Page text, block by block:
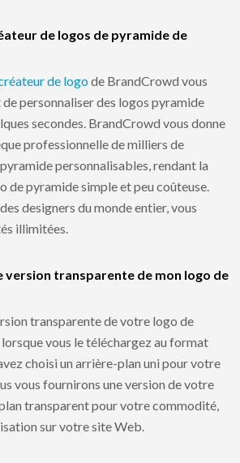
de logos de pyramide de
de logode BrandCrowd vous
personnaliser des logos pyramide
secondes. BrandCrowd vous donne
professionnelle de milliers de
personnalisables, rendant la
de pyramide simple et peu coûteuse.
designers du monde entier, vous
illimitées.
version transparente de mon logo de
transparente de votre logo de
vous le téléchargez au format
choisi un arrière-plan uni pour votre
vous fournirons une version de votre
transparent pour votre commodité,
sur votre site Web.